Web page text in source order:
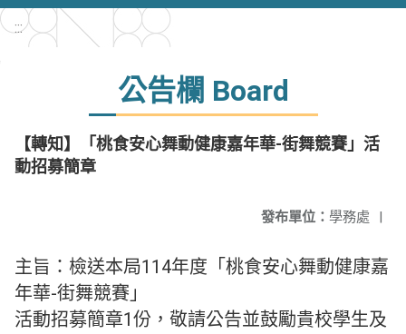
:::
公告欄 Board
【轉知】「桃食安心舞動健康嘉年華-街舞競賽」活
動招募簡章
發布單位： 學務處 |
主旨：檢送本局114年度「桃食安心舞動健康嘉
年華-街舞競賽」
活動招募簡章1份，敬請公告並鼓勵貴校學生及